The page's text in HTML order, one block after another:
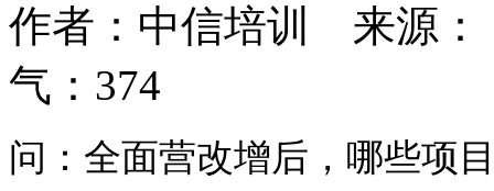
作者：中信培训 来源
气： 374
问：全面营改增后，哪些项